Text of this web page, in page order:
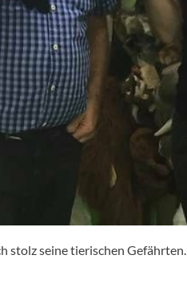
stolz seine tierischen Gefährten.